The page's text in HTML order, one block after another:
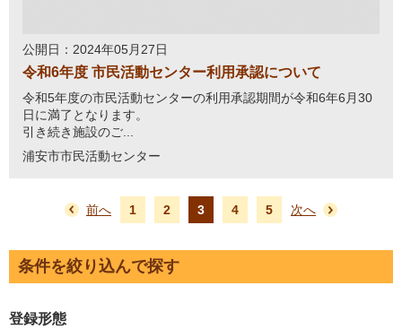
公開日：2024年05月27日
令和6年度 市民活動センター利用承認について
令和5年度の市民活動センターの利用承認期間が令和6年6月30
日に満了となります。
引き続き施設のご...
浦安市市民活動センター
前へ 1 2 3 4 5 次へ
条件を絞り込んで探す
登録形態